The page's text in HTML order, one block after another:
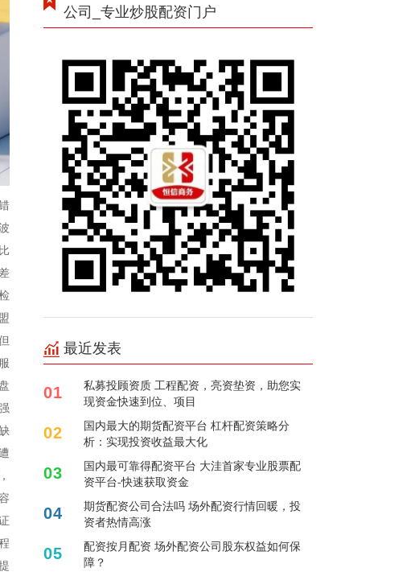
公司_专业炒股配资门户
最近发表
01
私募投顾资质 工程配资，亮资垫资，助您实
现资金快速到位、项目
02
国内最大的期货配资平台 杠杆配资策略分
析：实现投资收益最大化
03
国内最可靠得配资平台 大洼首家专业股票配
资平台-快速获取资金
04
期货配资公司合法吗 场外配资行情回暖，投
资者热情高涨
05
配资按月配资 场外配资公司股东权益如何保
障？